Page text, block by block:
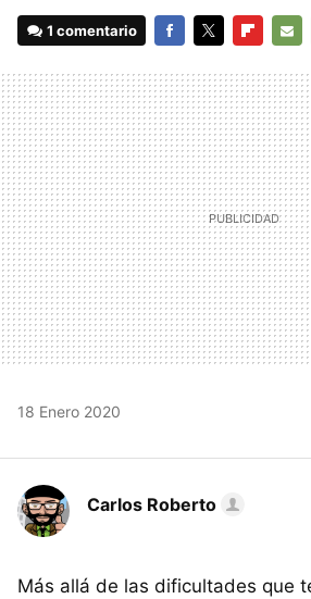
1 comentario
MAIL
18 Enero 2020
Carlos Roberto
Más allá de las dificultades que